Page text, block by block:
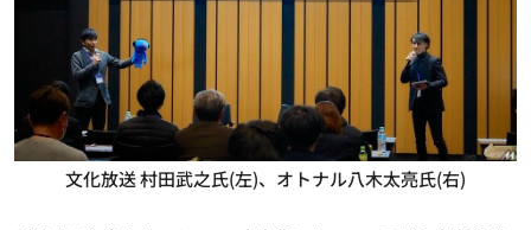
文化放送 村田武之氏(左)、オトナル八木太亮氏(右)